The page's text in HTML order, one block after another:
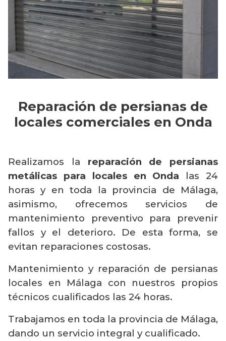
Reparación de persianas de
locales comerciales en Onda
Realizamos la reparación de persianas
metálicas para locales en Onda las 24
horas y en toda la provincia de Málaga,
asimismo, ofrecemos servicios de
mantenimiento preventivo para prevenir
fallos y el deterioro. De esta forma, se
evitan reparaciones costosas.
Mantenimiento y reparación de persianas
locales en Málaga con nuestros propios
técnicos cualificados las 24 horas.
Trabajamos en toda la provincia de Málaga,
dando un servicio integral y cualificado.